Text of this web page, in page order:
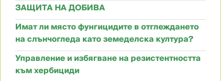
ЗАЩИТА НА ДОБИВА
Имат ли място фунгицидите в отглеждането
на слънчогледа като земеделска култура?
Управление и избягване на резистентността
към хербициди